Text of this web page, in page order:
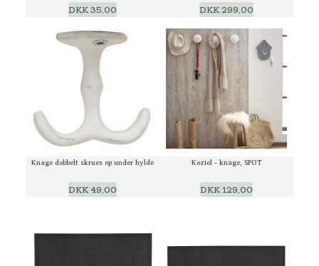
DKK 35,00 DKK 299,00
Knage dobbelt skrues op under hylde
DKK 49,00
Koziol - knage, SPOT
DKK 129,00